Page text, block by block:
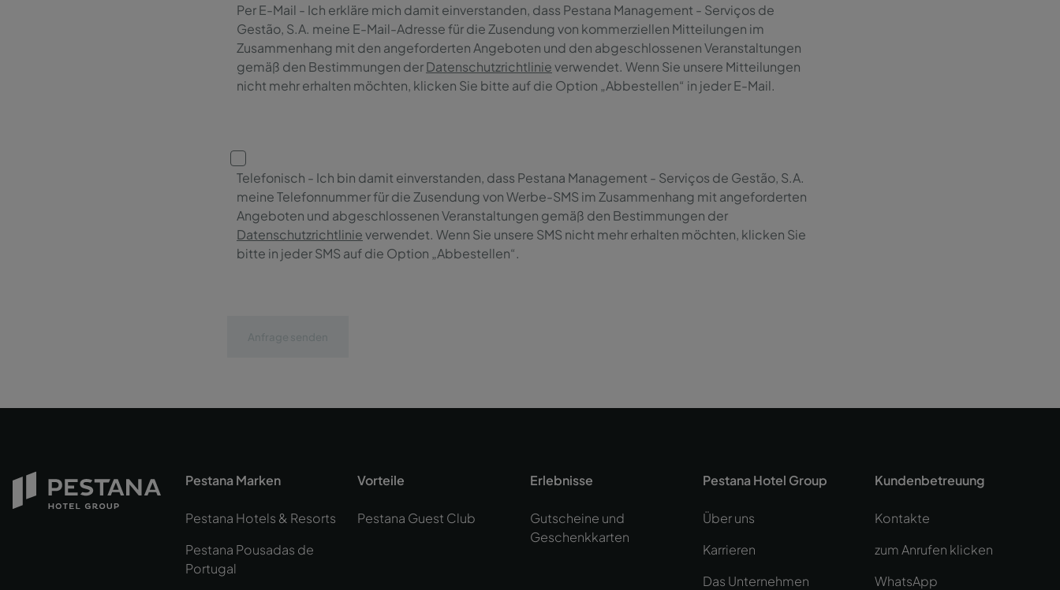
Per E-Mail - Ich erkläre mich damit einverstanden, dass Pestana Management - Serviços de
Gestão, S.A. meine E-Mail-Adresse für die Zusendung von kommerziellen Mitteilungen im
Zusammenhang mit den angeforderten Angeboten und den abgeschlossenen Veranstaltungen
gemäß den Bestimmungen derDatenschutzrichtlinieverwendet. Wenn Sie unsere Mitteilungen
nicht mehr erhalten möchten, klicken Sie bitte auf die Option „Abbestellen“ in jeder E-Mail.
Telefonisch - Ich bin damit einverstanden, dass Pestana Management - Serviços de Gestão, S.A.
meine Telefonnummer für die Zusendung von Werbe-SMS im Zusammenhang mit angeforderten
Angeboten und abgeschlossenen Veranstaltungen gemäß den Bestimmungen der
Datenschutzrichtlinieverwendet. Wenn Sie unsere SMS nicht mehr erhalten möchten, klicken Sie
bitte in jeder SMS auf die Option „Abbestellen“.
Pestana Marken
Pestana Hotels & Resorts
Pestana Pousadas de
Portugal
Vorteile
Pestana Guest Club
Erlebnisse
Gutscheine und
Geschenkkarten
Pestana Hotel Group
Über uns
Karrieren
Das Unternehmen
Kundenbetreuung
Kontakte
zum Anrufen klicken
WhatsApp